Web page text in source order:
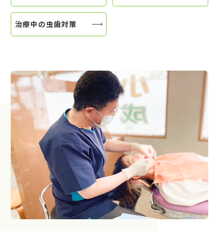
クリニック案内
求人案内
アクセス
お問い合わせ
完全
予約制
0120-695-578
06-6955-7100
[診療時間]10:00～13:00／15:00～20:00
休診日
治療中の虫歯対策